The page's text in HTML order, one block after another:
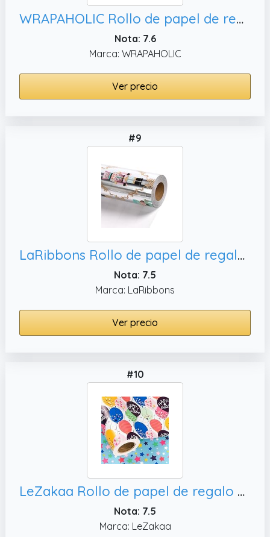
WRAPAHOLIC Rollo de papel de regalo de cumpleaños para mamá, con texto en inglés "Love to An Amazing Mum on Your Birthday" y diseño floral de flor de melocotón
Nota: 7.6
Marca: WRAPAHOLIC
Ver precio
#9
LaRibbons Rollo de papel de regalo de Navidad con pompón rosa, fiestas
Nota: 7.5
Marca: LaRibbons
Ver precio
#10
LeZakaa Rollo de papel de regalo de cumpleaños reversible, 24 pulgadas x 100 pies (200 pies cuadrados)
Nota: 7.5
Marca: LeZakaa